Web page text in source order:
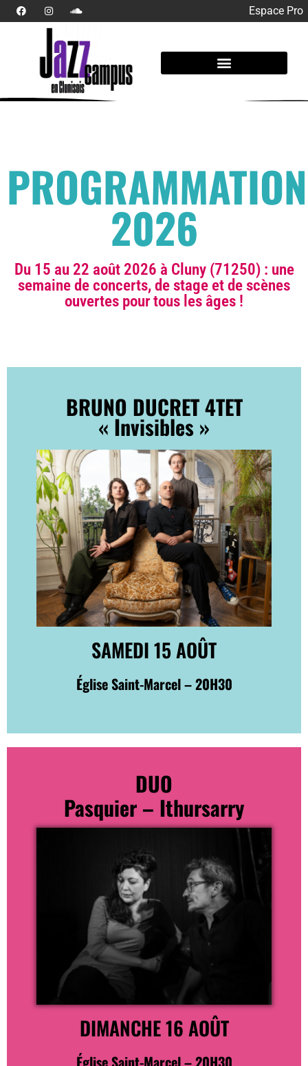
Espace Pro
PROGRAMMATION
2026
Du 15 au 22 août 2026 à Cluny (71250) : une
semaine de concerts, de stage et de scènes
ouvertes pour tous les âges !
BRUNO DUCRET 4TET
« Invisibles »
SAMEDI 15 AOÛT
Église Saint-Marcel – 20H30
DUO
Pasquier – Ithursarry
DIMANCHE 16 AOÛT
Église Saint-Marcel – 20H30